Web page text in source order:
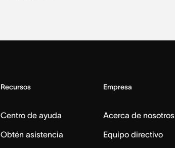
Recursos
Centro de ayuda
Obtén asistencia
Empresa
Acerca de nosotros
Equipo directivo